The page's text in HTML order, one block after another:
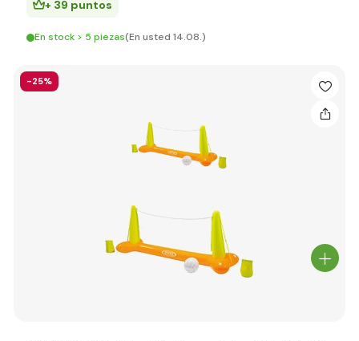
+ 39 puntos
En stock > 5 piezas(En usted 14.08.)
-25%